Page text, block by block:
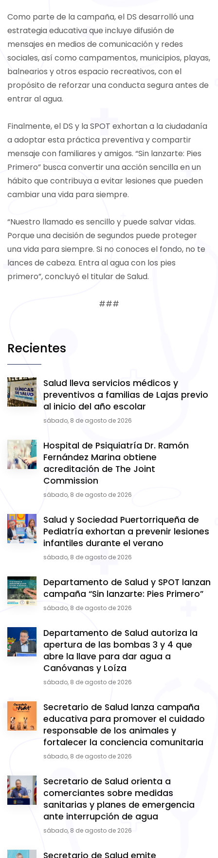
Como parte de la campaña, el DS desarrolló una
estrategia educativa que incluye difusión de
mensajes en medios de comunicación y redes
sociales, así como campamentos, municipios, playas,
balnearios y otros espacio recreativos, con el
propósito de reforzar una conducta segura antes de
entrar al agua.
Finalmente, el DS y la SPOT exhortan a la ciudadanía
a adoptar esta práctica preventiva y compartir
mensaje con familiares y amigos. “Sin lanzarte: Pies
Primero” busca convertir una acción sencilla en un
hábito que contribuya a evitar lesiones que pueden
cambiar una vida para siempre.
“Nuestro llamado es sencillo y puede salvar vidas.
Porque una decisión de segundos puede proteger
una vida para siempre. Si no conoces el fondo, no te
lances de cabeza. Entra al agua con los pies
primero”, concluyó el titular de Salud.
###
Recientes
Salud lleva servicios médicos y
preventivos a familias de Lajas previo
al inicio del año escolar
sábado, 8 de agosto de 2026
Hospital de Psiquiatría Dr. Ramón
Fernández Marina obtiene
acreditación de The Joint
Commission
sábado, 8 de agosto de 2026
Salud y Sociedad Puertorriqueña de
Pediatría exhortan a prevenir lesiones
infantiles durante el verano
sábado, 8 de agosto de 2026
Departamento de Salud y SPOT lanzan
campaña “Sin lanzarte: Pies Primero”
sábado, 8 de agosto de 2026
Departamento de Salud autoriza la
apertura de las bombas 3 y 4 que
abre la llave para dar agua a
Canóvanas y Loíza
sábado, 8 de agosto de 2026
Secretario de Salud lanza campaña
educativa para promover el cuidado
responsable de los animales y
fortalecer la conciencia comunitaria
sábado, 8 de agosto de 2026
Secretario de Salud orienta a
comerciantes sobre medidas
sanitarias y planes de emergencia
ante interrupción de agua
sábado, 8 de agosto de 2026
Secretario de Salud emite